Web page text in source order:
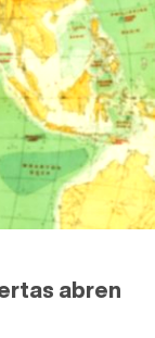
abren